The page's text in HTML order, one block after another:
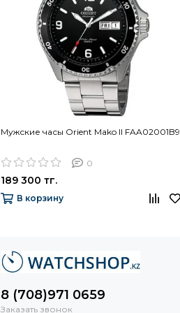
Мужские часы Orient Mako II FAA02001B9
0
189 300 тг.
В корзину
8 (708)971 0659
Заказать звонок